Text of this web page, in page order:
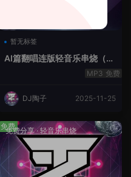
暂无标签
AI篇翻唱连版轻音乐串烧（治
免费
DJ陶子 2025-11-25
免费分享·轻音乐串烧
免费